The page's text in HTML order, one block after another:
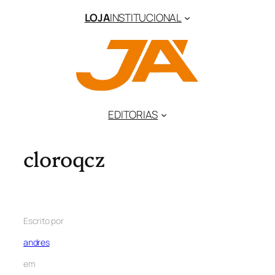
LOJAINSTITUCIONAL
EDITORIAS
cloroqcz
Escrito por
andres
em